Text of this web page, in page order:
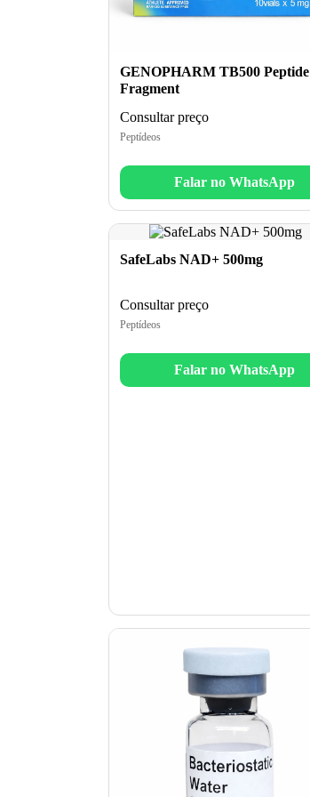
GENOPHARM TB500 Peptide
Fragment
Consultar preço
Peptídeos
Falar no WhatsApp
SafeLabs NAD+ 500mg
Consultar preço
Peptídeos
Falar no WhatsApp